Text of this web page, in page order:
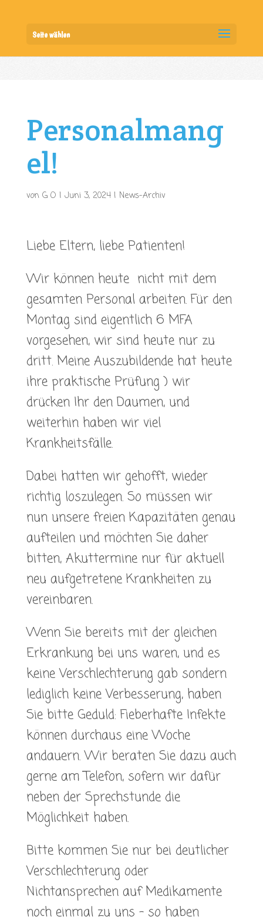
Seite wählen
Personalmang
el!
von G O | Juni 3, 2024| News-Archiv
Liebe Eltern, liebe Patienten!
Wir können heute nicht mit dem
gesamten Personal arbeiten. Für den
Montag sind eigentlich 6 MFA
vorgesehen, wir sind heute nur zu
dritt. Meine Auszubildende hat heute
ihre praktische Prüfung ) wir
drücken Ihr den Daumen, und
weiterhin haben wir viel
Krankheitsfälle.
Dabei hatten wir gehofft, wieder
richtig loszulegen. So müssen wir
nun unsere freien Kapazitäten genau
aufteilen und möchten Sie daher
bitten, Akuttermine nur für aktuell
neu aufgetretene Krankheiten zu
vereinbaren.
Wenn Sie bereits mit der gleichen
Erkrankung bei uns waren, und es
keine Verschlechterung gab sondern
lediglich keine Verbesserung, haben
Sie bitte Geduld: Fieberhafte Infekte
können durchaus eine Woche
andauern. Wir beraten Sie dazu auch
gerne am Telefon, sofern wir dafür
neben der Sprechstunde die
Möglichkeit haben.
Bitte kommen Sie nur bei deutlicher
Verschlechterung oder
Nichtansprechen auf Medikamente
noch einmal zu uns – so haben